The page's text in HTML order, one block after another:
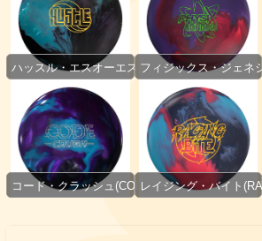
ハッスル・エスオーエス(Hustle™ SOS)
フィジックス・ジェ
コード・クラッシュ(CODE™ CRUSH)
レイジング・バイト